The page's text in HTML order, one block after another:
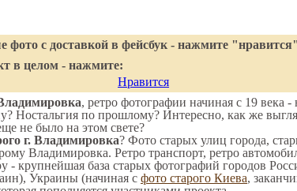
фото с доставкой в фейсбук - нажмите
в целом - нажмите:
Нравится
, ретро фотографии начиная с 19 века
Ностальгия по прошлому? Интересно, как же
не было на этом свете?
г. Владимировка? Фото старых улиц города,
Владимировка. Ретро транспорт, ретро
- крупнейшая база старых фотографий городов
Украины (начиная с фото старого Киева,